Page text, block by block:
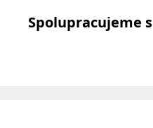
Spolupracujeme s